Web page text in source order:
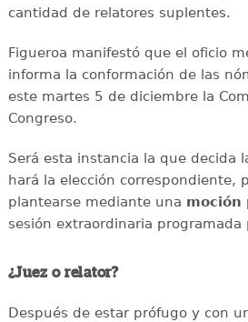
cantidad de relatores suplentes.
Figueroa manifestó que el oficio
informa la conformación de las
este martes 5 de diciembre la
Congreso.
Será esta instancia la que decida
hará la elección correspondiente,
plantearse mediante una moción
sesión extraordinaria programada
¿Juez o relator?
Después de estar prófugo y con